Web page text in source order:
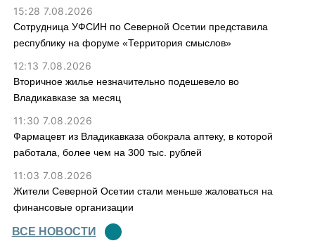
15:28 7.08.2026
Сотрудница УФСИН по Северной Осетии представила
республику на форуме «Территория смыслов»
12:13 7.08.2026
Вторичное жилье незначительно подешевело во
Владикавказе за месяц
11:30 7.08.2026
Фармацевт из Владикавказа обокрала аптеку, в которой
работала, более чем на 300 тыс. рублей
11:03 7.08.2026
Жители Северной Осетии стали меньше жаловаться на
финансовые организации
ВСЕ НОВОСТИ